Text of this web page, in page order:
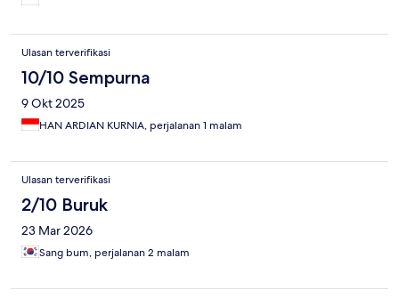
Ulasan terverifikasi
10/10 Sempurna
9 Okt 2025
HAN ARDIAN KURNIA, perjalanan 1 malam
Ulasan terverifikasi
2/10 Buruk
23 Mar 2026
Sang bum, perjalanan 2 malam